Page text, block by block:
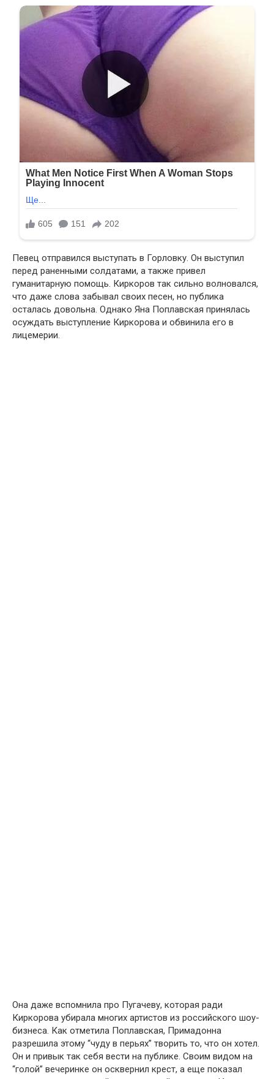
Певец отправился выступать в Горловку. Он выступил
перед раненными солдатами, а также привел
гуманитарную помощь. Киркоров так сильно волновался,
что даже слова забывал своих песен, но публика
осталась довольна. Однако Яна Поплавская принялась
осуждать выступление Киркорова и обвинила его в
лицемерии.
Она даже вспомнила про Пугачеву, которая ради
Киркорова убирала многих артистов из российского шоу-
бизнеса. Как отметила Поплавская, Примадонна
разрешила этому “чуду в перьях” творить то, что он хотел.
Он и привык так себя вести на публике. Своим видом на
“голой” вечеринке он осквернил крест, а еще показал